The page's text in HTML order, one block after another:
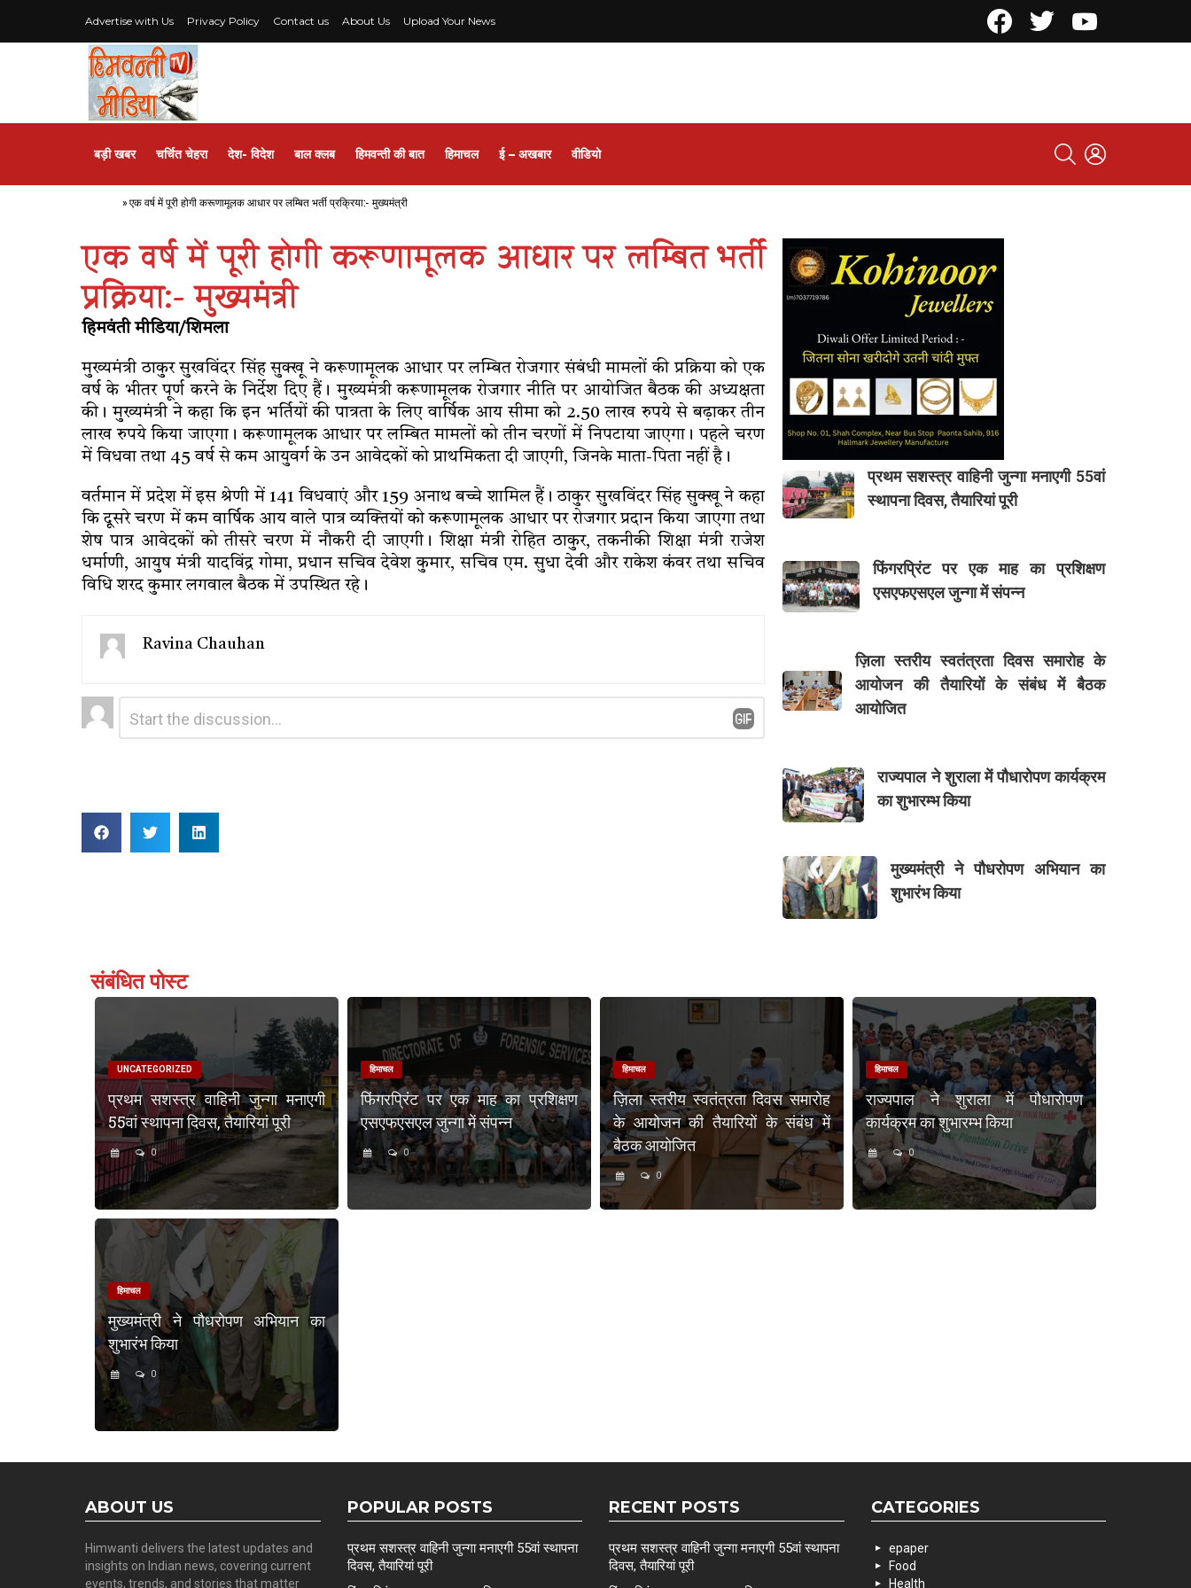
Advertise with Us Privacy Policy Contact us About Us Upload Your News
बड़ी खबर चर्चित चेहरा देश- विदेश बाल क्लब हिमवन्ती की बात हिमाचल ई – अखबार वीडियो
SEARCH
» एक वर्ष में पूरी होगी करूणामूलक आधार पर लम्बित भर्ती प्रक्रिया:- मुख्यमंत्री
एक वर्ष में पूरी होगी करूणामूलक आधार पर लम्बित भर्ती
प्रक्रिया:- मुख्यमंत्री
हिमवंती मीडिया/शिमला
मुख्यमंत्री ठाकुर सुखविंदर सिंह सुक्खू ने करूणामूलक आधार पर लम्बित रोजगार संबंधी मामलों की प्रक्रिया को एक
वर्ष के भीतर पूर्ण करने के निर्देश दिए हैं। मुख्यमंत्री करूणामूलक रोजगार नीति पर आयोजित बैठक की अध्यक्षता
की। मुख्यमंत्री ने कहा कि इन भर्तियों की पात्रता के लिए वार्षिक आय सीमा को 2.50 लाख रुपये से बढ़ाकर तीन
लाख रुपये किया जाएगा। करूणामूलक आधार पर लम्बित मामलों को तीन चरणों में निपटाया जाएगा। पहले चरण
में विधवा तथा 45 वर्ष से कम आयुवर्ग के उन आवेदकों को प्राथमिकता दी जाएगी, जिनके माता-पिता नहीं है।
वर्तमान में प्रदेश में इस श्रेणी में 141 विधवाएं और 159 अनाथ बच्चे शामिल हैं। ठाकुर सुखविंदर सिंह सुक्खू ने कहा
कि दूसरे चरण में कम वार्षिक आय वाले पात्र व्यक्तियों को करूणामूलक आधार पर रोजगार प्रदान किया जाएगा तथा
शेष पात्र आवेदकों को तीसरे चरण में नौकरी दी जाएगी। शिक्षा मंत्री रोहित ठाकुर, तकनीकी शिक्षा मंत्री राजेश
धर्माणी, आयुष मंत्री यादविंद्र गोमा, प्रधान सचिव देवेश कुमार, सचिव एम. सुधा देवी और राकेश कंवर तथा सचिव
विधि शरद कुमार लगवाल बैठक में उपस्थित रहे।
Ravina Chauhan
Leave
a
प्रथम सशस्त्र वाहिनी जुन्गा मनाएगी 55वां
स्थापना दिवस, तैयारियां पूरी
फिंगरप्रिंट पर एक माह का प्रशिक्षण
एसएफएसएल जुन्गा में संपन्न
ज़िला स्तरीय स्वतंत्रता दिवस समारोह के
आयोजन की तैयारियों के संबंध में बैठक
आयोजित
राज्यपाल ने शुराला में पौधारोपण कार्यक्रम
का शुभारम्भ किया
मुख्यमंत्री ने पौधरोपण अभियान का
शुभारंभ किया
संबंधित पोस्ट
UNCATEGORIZED
प्रथम सशस्त्र वाहिनी जुन्गा मनाएगी
55वां स्थापना दिवस, तैयारियां पूरी
0
हिमाचल
फिंगरप्रिंट पर एक माह का प्रशिक्षण
एसएफएसएल जुन्गा में संपन्न
0
हिमाचल
ज़िला स्तरीय स्वतंत्रता दिवस समारोह
के आयोजन की तैयारियों के संबंध में
बैठक आयोजित
0
हिमाचल
राज्यपाल ने शुराला में पौधारोपण
कार्यक्रम का शुभारम्भ किया
0
हिमाचल
मुख्यमंत्री ने पौधरोपण अभियान का
शुभारंभ किया
0
ABOUT US
Himwanti delivers the latest updates and
insights on Indian news, covering current
events, trends, and stories that matter
POPULAR POSTS
प्रथम सशस्त्र वाहिनी जुन्गा मनाएगी 55वां स्थापना
दिवस, तैयारियां पूरी
RECENT POSTS
प्रथम सशस्त्र वाहिनी जुन्गा मनाएगी 55वां स्थापना
दिवस, तैयारियां पूरी
CATEGORIES
epaper
Food
Health